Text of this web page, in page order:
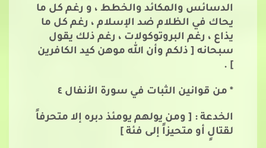
الدسائس والمكائد والخطط ، و رغم كل ما
يحاك في الظلام ضد الإسلام ، رغم كل ما
يذاع ، رغم البروتوكولات ، رغم ذلك يقول
سبحانه [ ذلكم وأن الله موهن كيد الكافرين
] .
* من قوانين الثبات في سورة الأنفال ٤
الخدعة : [ ومن يولهم يومئذ دبره إلا متحرفاً
لقتالٍ أو متحيزاً إلى فئة ]